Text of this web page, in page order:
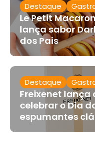
Destaque
Le Petit
lança sabor
dos Pais
Destaque
Freixenet lança
celebrar o Dia
espumantes